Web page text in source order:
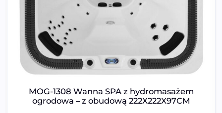
MOG-1308 Wanna SPA z hydromasażem
ogrodowa – z obudową 222X222X97CM